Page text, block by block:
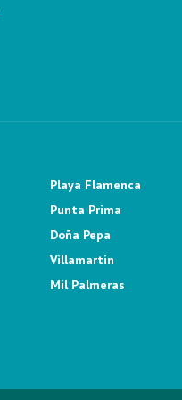
Playa Flamenca
Punta Prima
Doña Pepa
Villamartin
Mil Palmeras